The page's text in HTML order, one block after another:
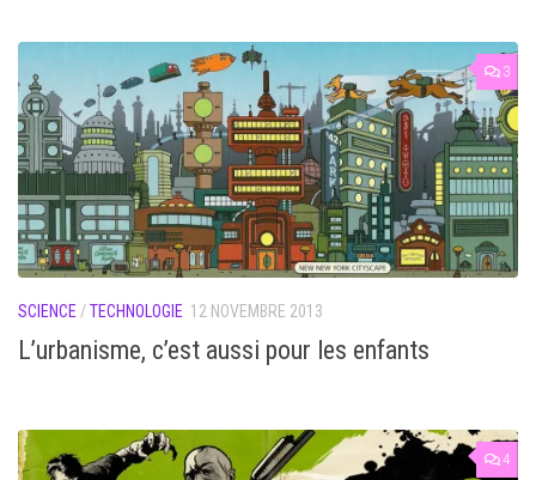
3
SCIENCE /TECHNOLOGIE 12 NOVEMBRE 2013
L’urbanisme, c’est aussi pour les enfants
4